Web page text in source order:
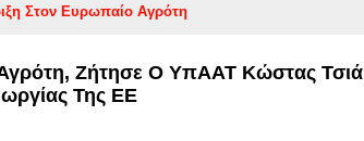
Στον Ευρωπαίο Αγρότη
Ζήτησε Ο ΥπΑΑΤ Κώστας
Της ΕΕ